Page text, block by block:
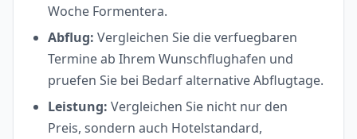
Woche Formentera.
Abflug: Vergleichen Sie die verfuegbaren
Termine ab Ihrem Wunschflughafen und
pruefen Sie bei Bedarf alternative Abflugtage.
Leistung: Vergleichen Sie nicht nur den
Preis, sondern auch Hotelstandard,